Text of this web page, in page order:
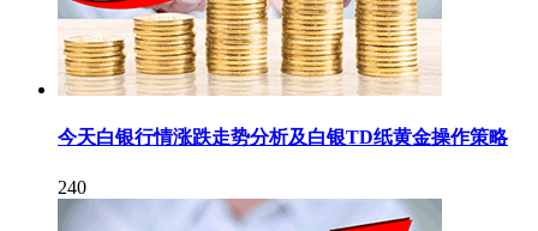
今天白银行情涨跌走势分析及白银TD纸黄金操作策略
240